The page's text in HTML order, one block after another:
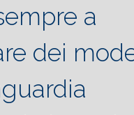
a
dei